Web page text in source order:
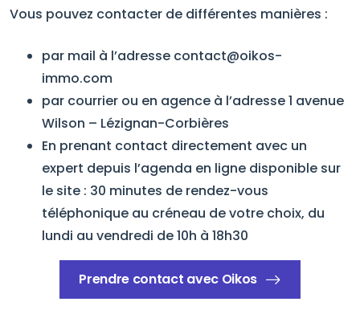
Vous pouvez contacter de différentes manières :
par mail à l’adresse contact@oikos-
immo.com
par courrier ou en agence à l’adresse 1 avenue
Wilson – Lézignan-Corbières
En prenant contact directement avec un
expert depuis l’agenda en ligne disponible sur
le site : 30 minutes de rendez-vous
téléphonique au créneau de votre choix, du
lundi au vendredi de 10h à 18h30
Prendre contact avec Oikos